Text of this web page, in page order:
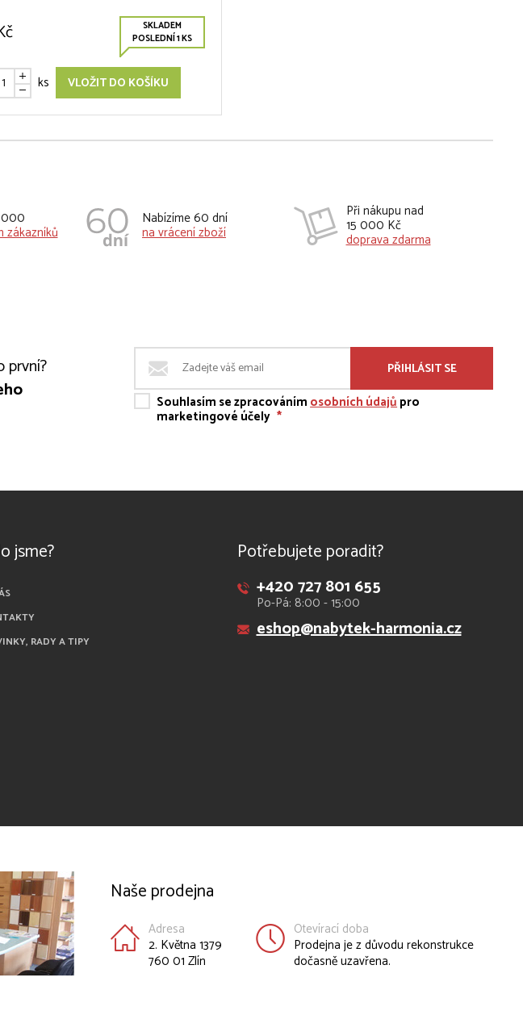
SKLADEM
POSLEDNÍ 1 KS
ks VLOŽIT DO KOŠÍKU
000
zákazníků
Nabízíme 60 dní
na vrácení zboží
Při nákupu nad
15 000 Kč
doprava zdarma
první?
PŘIHLÁSIT SE
Souhlasím se zpracovánímosobních údajůpro
marketingové účely *
jsme?
RADY A TIPY
Potřebujete poradit?
+420 727 801 655
Po-Pá: 8:00 - 15:00
eshop@nabytek-harmonia.cz
Naše prodejna
Adresa
2. Května 1379
760 01 Zlín
Otevírací doba
Prodejna je z důvodu rekonstrukce
dočasně uzavřena.